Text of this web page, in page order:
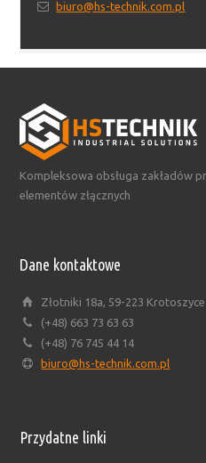
biuro@hs-technik.com.pl
Kompleksowa obsługa zakładów
elementów złącznych
Dane kontaktowe
Złotniki 18a, 59-223 Krotoszyce
(+48) 663 73 63 63
(+48) 76 745 44 14
biuro@hs-technik.com.pl
Przydatne linki